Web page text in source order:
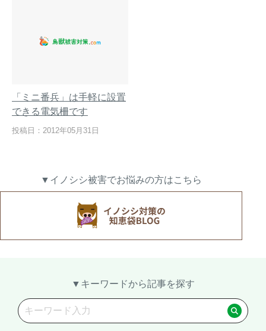
に」【2024年版】
メルマガ登録 お役立ち資料
ご相談
お問い合わせ
オンライン
「ミニ番兵」は手軽に設置
できる電気柵です
投稿日：2012年05月31日
▼イノシシ被害でお悩みの方はこちら
▼キーワードから記事を探す